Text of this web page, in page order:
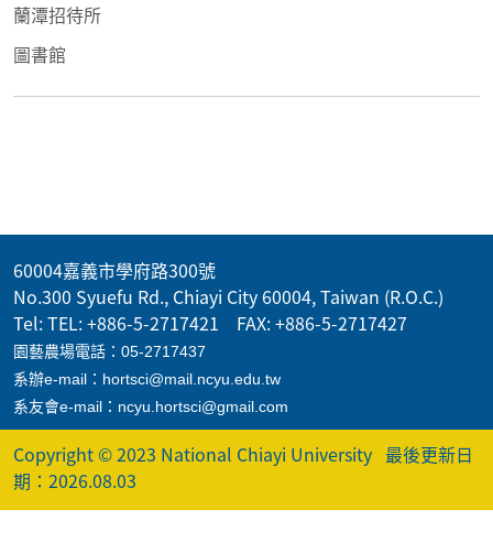
蘭潭招待所
圖書館
60004嘉義市學府路300號
No.300 Syuefu Rd., Chiayi City 60004, Taiwan (R.O.C.)
Tel: TEL: +886-5-2717421 FAX: +886-5-2717427
園藝農場電話：05-2717437
系辦e-mail：hortsci@mail.ncyu.edu.tw
系友會e-mail：ncyu.hortsci@gmail.com
Copyright © 2023 National Chiayi University 最後更新日
期：2026.08.03